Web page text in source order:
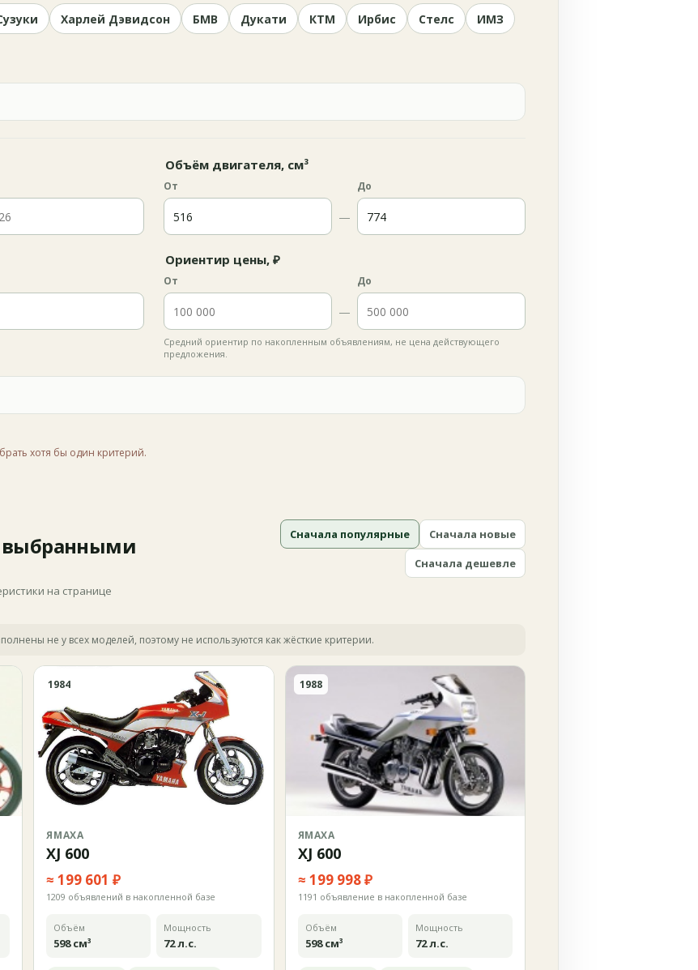
Харлей Дэвидсон БМВ Дукати КТМ Ирбис Стелс
ИМЗ
Объём двигателя, см³
От
—
До
Ориентир цены, ₽
От
—
До
Средний ориентир по накопленным объявлениям, не цена действующего
предложения.
хотя бы один критерий.
выбранными
на странице
Сначала популярные
Сначала новые
Сначала дешевле
не у всех моделей, поэтому не используются как жёсткие критерии.
1984
ЯМАХА
XJ 600
≈ 199 601 ₽
1209 объявлений в накопленной базе
Объём
598 см³
Мощность
72 л.с.
1988
ЯМАХА
XJ 600
≈ 199 998 ₽
1191 объявление в накопленной базе
Объём
598 см³
Мощность
72 л.с.